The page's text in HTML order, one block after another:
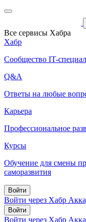
Все сервисы Хабра
Хабр
Сообщество IT-
Q&A
Ответы на любые
Карьера
Профессиональное
Курсы
Обучение для смены
саморазвития
Войти
Войти через Хабр
Войти
Войти через Хабр